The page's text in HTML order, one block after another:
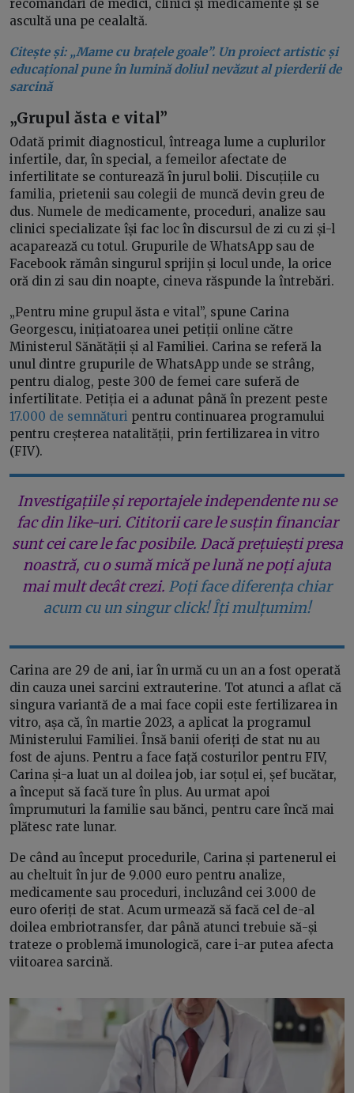
recomandări de medici, clinici și medicamente și se
ascultă una pe cealaltă.
Citește și: „Mame cu brațele goale”. Un proiect artistic și
educațional pune în lumină doliul nevăzut al pierderii de
sarcină
„Grupul ăsta e vital”
Odată primit diagnosticul, întreaga lume a cuplurilor
infertile, dar, în special, a femeilor afectate de
infertilitate se conturează în jurul bolii. Discuțiile cu
familia, prietenii sau colegii de muncă devin greu de
dus. Numele de medicamente, proceduri, analize sau
clinici specializate își fac loc în discursul de zi cu zi și-l
acaparează cu totul. Grupurile de WhatsApp sau de
Facebook rămân singurul sprijin și locul unde, la orice
oră din zi sau din noapte, cineva răspunde la întrebări.
„Pentru mine grupul ăsta e vital”, spune Carina
Georgescu, inițiatoarea unei petiții online către
Ministerul Sănătății și al Familiei. Carina se referă la
unul dintre grupurile de WhatsApp unde se strâng,
pentru dialog, peste 300 de femei care suferă de
infertilitate. Petiția ei a adunat până în prezent peste
17.000 de semnături pentru continuarea programului
pentru creșterea natalității, prin fertilizarea in vitro
(FIV).
Investigațiile și reportajele independente nu se
fac din like-uri. Cititorii care le susțin financiar
sunt cei care le fac posibile. Dacă prețuiești presa
noastră, cu o sumă mică pe lună ne poți ajuta
mai mult decât crezi. Poți face diferența chiar
acum cu un singur click! Îți mulțumim!
Carina are 29 de ani, iar în urmă cu un an a fost operată
din cauza unei sarcini extrauterine. Tot atunci a aflat că
singura variantă de a mai face copii este fertilizarea in
vitro, așa că, în martie 2023, a aplicat la programul
Ministerului Familiei. Însă banii oferiți de stat nu au
fost de ajuns. Pentru a face față costurilor pentru FIV,
Carina și-a luat un al doilea job, iar soțul ei, șef bucătar,
a început să facă ture în plus. Au urmat apoi
împrumuturi la familie sau bănci, pentru care încă mai
plătesc rate lunar.
De când au început procedurile, Carina și partenerul ei
au cheltuit în jur de 9.000 euro pentru analize,
medicamente sau proceduri, incluzând cei 3.000 de
euro oferiți de stat. Acum urmează să facă cel de-al
doilea embriotransfer, dar până atunci trebuie să-și
trateze o problemă imunologică, care i-ar putea afecta
viitoarea sarcină.